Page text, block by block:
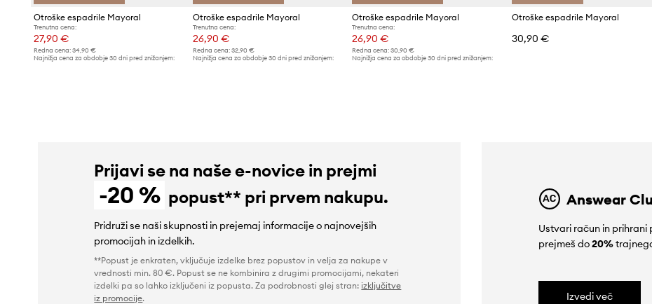
Otroške espadrile Mayoral
Trenutna cena:
27,90 €
Redna cena: 34,90 €
Najnižja cena za obdobje 30 dni pred znižanjem:
Otroške espadrile Mayoral
Trenutna cena:
26,90 €
Redna cena:32,90 €
Najnižja cena za obdobje 30 dni pred znižanjem:
Otroške espadrile Mayoral
Trenutna cena:
26,90 €
Redna cena: 30,90 €
Najnižja cena za obdobje 30 dni pred znižanjem:
Otroške espadrile Mayoral
30,90 €
Prijavi se na naše e-novice in prejmi
-20 % popust** pri prvem nakupu.
Pridruži se naši skupnosti in prejemaj informacije o najnovejših
promocijah in izdelkih.
**Popust je enkraten, vključuje izdelke brez popustov in velja za nakupe v
vrednosti min. 80 €. Popust se ne kombinira z drugimi promocijami, nekateri
izdelki pa so lahko izključeni iz popusta. Za podrobnosti glej stran: izključitve
iz promocije.
Answear
Ustvari račun in prihrani
prejmeš do20%
Izvedi več